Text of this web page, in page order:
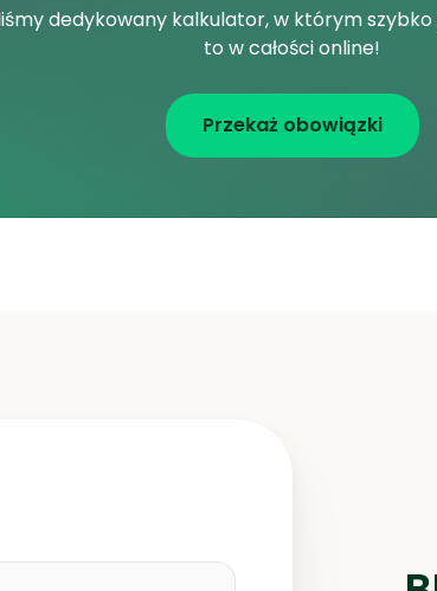
dedykowany kalkulator, w którym
to w całości online!
Przekaż obowiązki